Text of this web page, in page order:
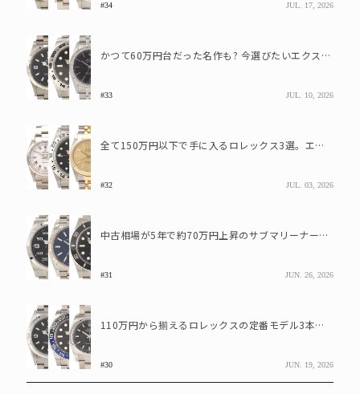
#34 JUL. 17, 2026
かつて60万円台だった名作も? 今選びたいエクスプローラーとデイトジャストの魅力
#33 JUL. 10, 2026
全て150万円以下で手に入るロレックス3選。エアキング、エクスプローラーⅡ、デイトジャスト
#32 JUL. 03, 2026
中古相場が5年で約70万円上昇のサブマリーナーも、140万円から手に入るロレックス3本
#31 JUN. 26, 2026
110万円から揃えるロレックスの定番モデル3本。エクスプローラーI、デイトジャスト、GMTマスターII
#30 JUN. 19, 2026